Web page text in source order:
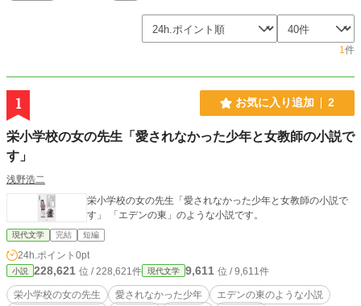
1件
1 お気に入り追加 2
栄小学校の女の先生「愛されなかった少年と女教師の小説で
す」
浅野浩二
栄小学校の女の先生「愛されなかった少年と女教師の小説で
す」 「エデンの東」のような小説です。
現代文学 完結 短編
24h.ポイント 0pt
小説 228,621 位 / 228,621件 現代文学 9,611 位 / 9,611件
栄小学校の女の先生 愛されなかった少年
エデンの東のような小説